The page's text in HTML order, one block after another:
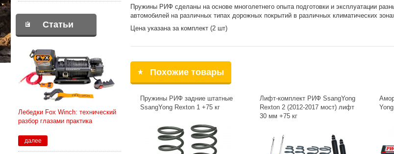
Статьи
Лебедки Fox Winch: технический
разбор глазами практика
далее
Пружины РИФ сделаны на основе многолетнего опыта подготовки и эксплуатации
автомобилей на различных типах дорожных покрытий в различных климатических
Цена указана за комплект (2 шт)
Похожие товары
Пружины РИФ задние штатные
SsangYong Rexton 1 +75 кг
Лифт-комплект РИФ SsangYong
Rexton 2 (2012-2017 мост) лифт
30 мм +75 кг